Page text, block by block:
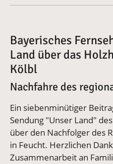
Bayerisches
Land über das
Kölbl
Nachfahre des
Ein siebenminütiger
Sendung "Unser Land"
über den Nachfolger des
in Feucht. Herzlichen
Zusammenarbeit an